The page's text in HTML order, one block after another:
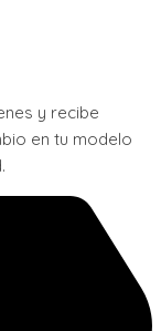
y recibe
en tu modelo